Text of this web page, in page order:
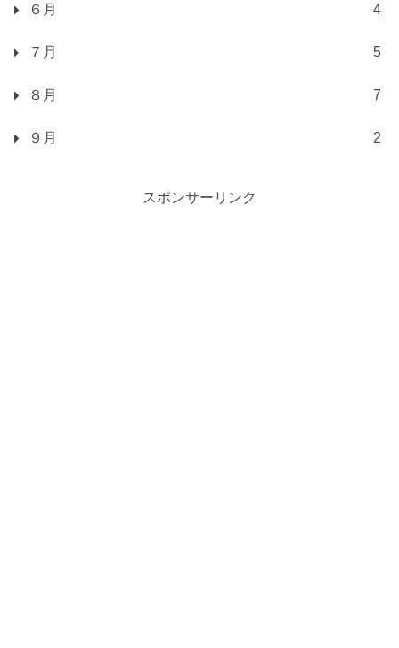
６月 4
７月 5
８月 7
９月 2
スポンサーリンク